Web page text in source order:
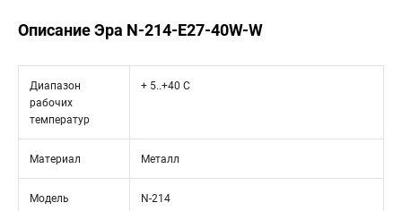
Описание Эра N-214-E27-40W-W
Диапазон
рабочих
температур
+ 5..+40 C
Материал Металл
Модель N-214